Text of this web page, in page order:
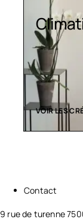
VOIR LES
Contact
9 rue de turenne